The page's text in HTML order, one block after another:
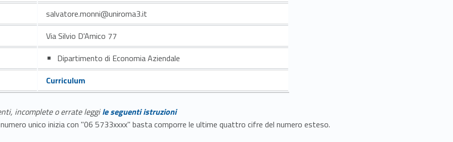
salvatore.monni@uniroma3.it
Via Silvio D'Amico 77
Dipartimento di Economia Aziendale
Curriculum
incomplete o errate leggile seguenti istruzioni
unico inizia con "06 5733xxxx" basta comporre le ultime quattro cifre del numero esteso.